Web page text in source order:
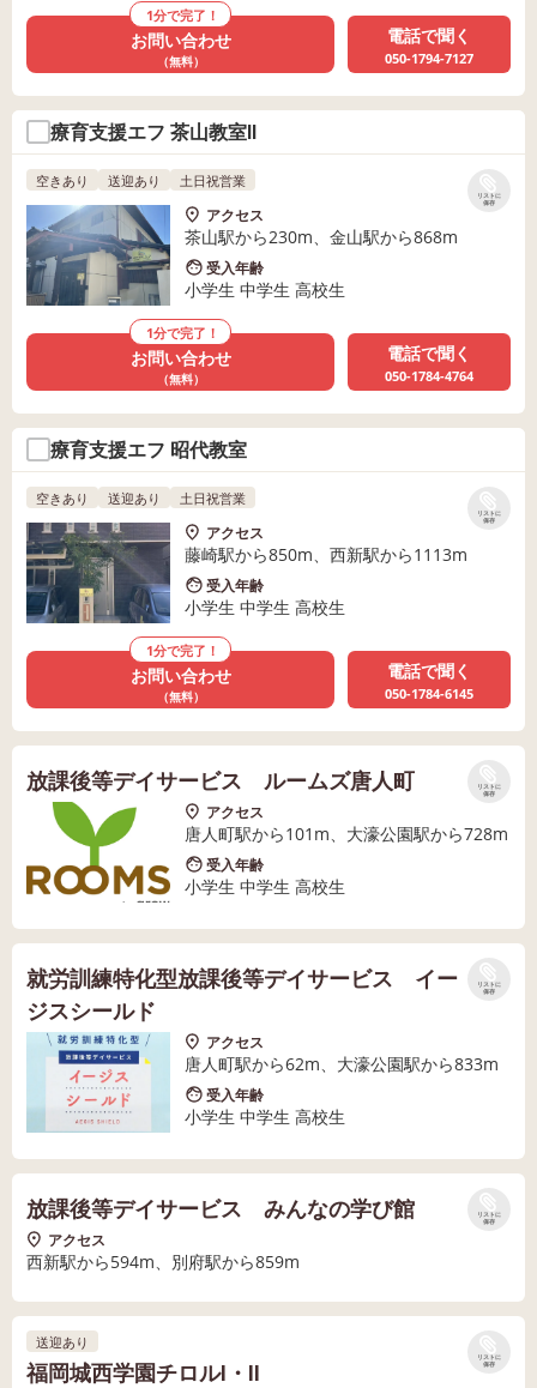
1分で完了！
お問い合わせ
（無料）
電話で聞く
050-1794-7127
療育支援エフ 茶山教室Ⅱ
リストに
保存
空きあり 送迎あり 土日祝営業
アクセス
茶山駅から230m、金山駅から868m
受入年齢
小学生 中学生 高校生
1分で完了！
お問い合わせ
（無料）
電話で聞く
050-1784-4764
療育支援エフ 昭代教室
リストに
保存
空きあり 送迎あり 土日祝営業
アクセス
藤崎駅から850m、西新駅から1113m
受入年齢
小学生 中学生 高校生
1分で完了！
お問い合わせ
（無料）
電話で聞く
050-1784-6145
リストに
保存
放課後等デイサービス ルームズ唐人町
アクセス
唐人町駅から101m、大濠公園駅から728m
受入年齢
小学生 中学生 高校生
リストに
保存
就労訓練特化型放課後等デイサービス イー
ジスシールド
アクセス
唐人町駅から62m、大濠公園駅から833m
受入年齢
小学生 中学生 高校生
リストに
保存
放課後等デイサービス みんなの学び館
アクセス
西新駅から594m、別府駅から859m
リストに
保存
送迎あり
福岡城西学園チロルⅠ・Ⅱ